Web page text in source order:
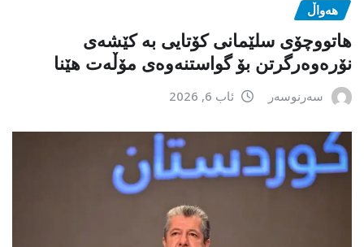
هەواڵ
هاتووچۆی سلێمانی کۆتایی بە کێشەی
نۆرەوەرگرتن بۆ گواستنەوەی مۆڵەت هێنا
سەرنوسەر ئاب 6, 2026